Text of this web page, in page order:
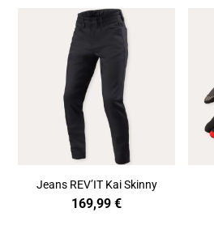
Jeans REV’IT Kai Skinny
169,99€